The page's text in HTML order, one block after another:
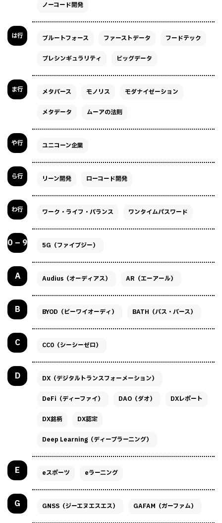
ノーコード開発
は行 ブルートフォース ファーストデータ フードテック
プレシンギュラリティ ビッグデータ
ま行 メタバース モノリス モダナイゼーション
メタデータ ムーアの法則
や行 ユニコーン企業
ら行 リーン開発 ローコード開発
わ行 ワーク・ライフ・バランス ワンタイムパスワード
0 – 9 5G（ファイブジー）
A Audius（オーディアス） AR（エーアール）
B BYOD（ビーワイオーディ） BATH（バス・バース）
C CC0（シーシーゼロ）
D DX（デジタルトランスフォーメーション）
DeFi（ディーファイ） DAO（ダオ） DXレポート
DX銘柄 DX認定
Deep Learning（ディープラーニング）
E eスポーツ eラーニング
G GNSS（ジーエヌエスエス） GAFAM（ガーファム）